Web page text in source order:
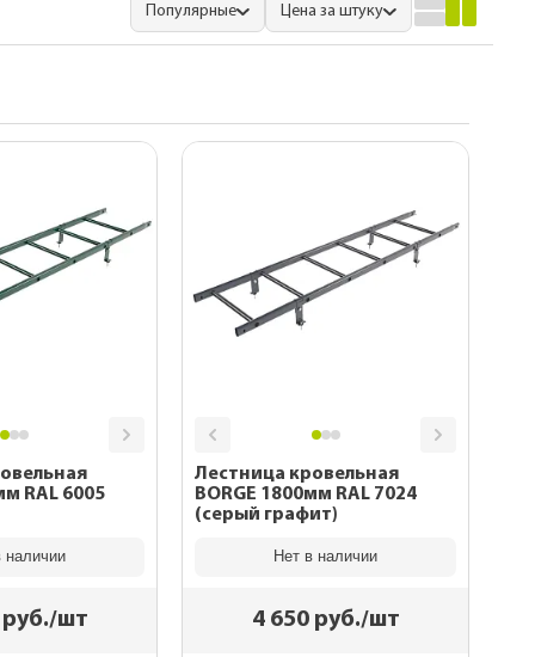
кровли
Популярные Цена за штуку
наличии
шт
Лестница кровельная
BORGE 1800мм RAL 7024
(серый графит)
Нет в наличии
4 650руб./шт